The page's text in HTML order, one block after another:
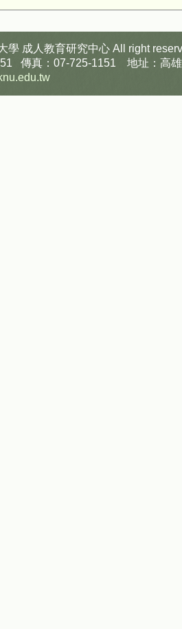
學 成人教育研究中心 All right
傳真：07-725-1151 地址：高